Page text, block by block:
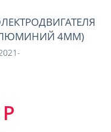
(АЛЮМИНИЙ 4ММ)